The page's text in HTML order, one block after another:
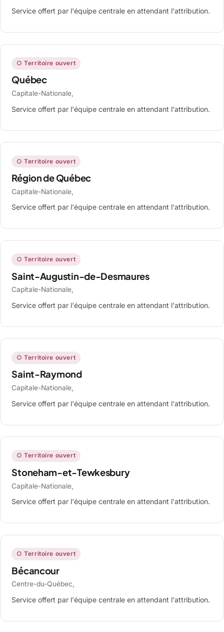
Service offert par l'équipe centrale en attendant l'attribution.
○ Territoire ouvert
Québec
Capitale-Nationale,
Service offert par l'équipe centrale en attendant l'attribution.
○ Territoire ouvert
Région de Québec
Capitale-Nationale,
Service offert par l'équipe centrale en attendant l'attribution.
○ Territoire ouvert
Saint-Augustin-de-Desmaures
Capitale-Nationale,
Service offert par l'équipe centrale en attendant l'attribution.
○ Territoire ouvert
Saint-Raymond
Capitale-Nationale,
Service offert par l'équipe centrale en attendant l'attribution.
○ Territoire ouvert
Stoneham-et-Tewkesbury
Capitale-Nationale,
Service offert par l'équipe centrale en attendant l'attribution.
○ Territoire ouvert
Bécancour
Centre-du-Québec,
Service offert par l'équipe centrale en attendant l'attribution.